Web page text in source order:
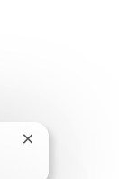
Zamknij